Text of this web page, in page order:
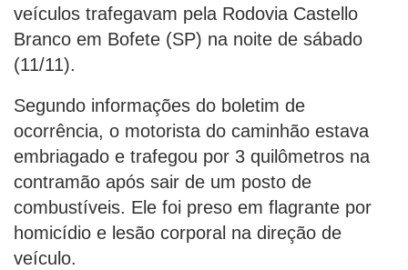
veículos trafegavam pela Rodovia Castello
Branco em Bofete (SP) na noite de sábado
(11/11).
Segundo informações do boletim de
ocorrência, o motorista do caminhão estava
embriagado e trafegou por 3 quilômetros na
contramão após sair de um posto de
combustíveis. Ele foi preso em flagrante por
homicídio e lesão corporal na direção de
veículo.